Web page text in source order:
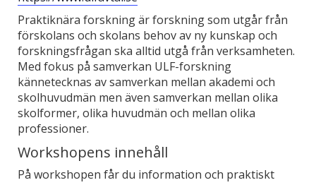
Praktiknära forskning är forskning som utgår från
förskolans och skolans behov av ny kunskap och
forskningsfrågan ska alltid utgå från verksamheten.
Med fokus på samverkan ULF-forskning
kännetecknas av samverkan mellan akademi och
skolhuvudmän men även samverkan mellan olika
skolformer, olika huvudmän och mellan olika
professioner.
Workshopens innehåll
På workshopen får du information och praktiskt